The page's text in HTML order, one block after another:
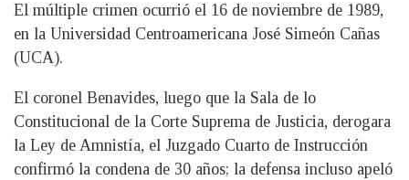
El múltiple crimen ocurrió el 16 de noviembre de 1989,
en la Universidad Centroamericana José Simeón Cañas
(UCA).
El coronel Benavides, luego que la Sala de lo
Constitucional de la Corte Suprema de Justicia, derogara
la Ley de Amnistía, el Juzgado Cuarto de Instrucción
confirmó la condena de 30 años; la defensa incluso apeló